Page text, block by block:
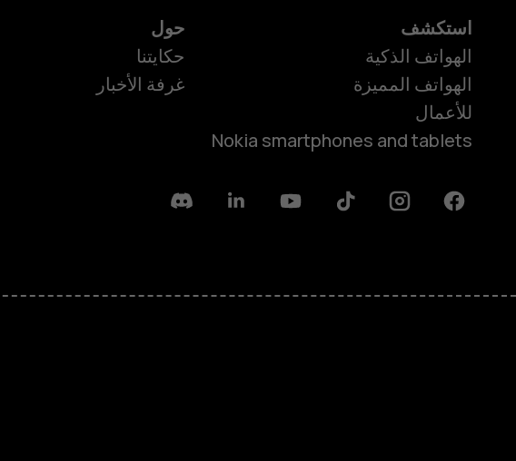
استكشف
الهواتف الذكية
الهواتف المميزة
للأعمال
Nokia smartphones and tablets
حول
حكايتنا
غرفة الأخبار
Facebook
Instagram
Tiktok
Youtube
Linkedin
Discord